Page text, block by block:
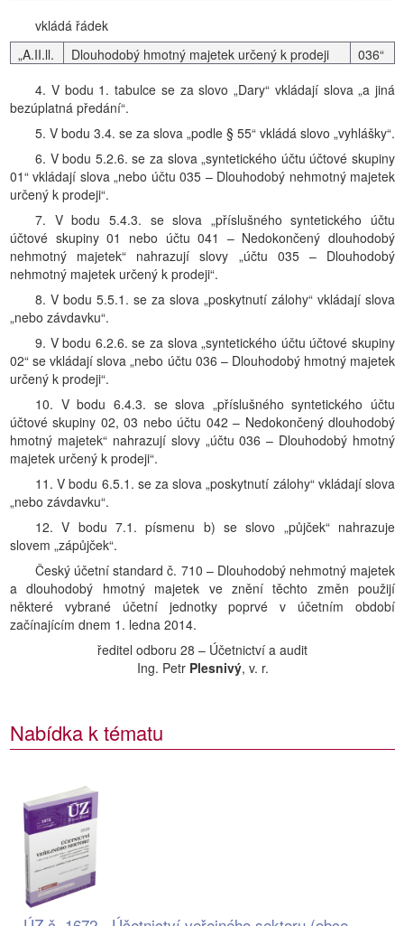
vkládá řádek
„A.II.ll.
Dlouhodobý hmotný majetek určený k prodeji
036“
4. V bodu 1. tabulce se za slovo „Dary“ vkládají slova „a jiná
bezúplatná předání“.
5. V bodu 3.4. se za slova „podle § 55“ vkládá slovo „vyhlášky“.
6. V bodu 5.2.6. se za slova „syntetického účtu účtové skupiny
01“ vkládají slova „nebo účtu 035 – Dlouhodobý nehmotný majetek
určený k prodeji“.
7. V bodu 5.4.3. se slova „příslušného syntetického účtu
účtové skupiny 01 nebo účtu 041 – Nedokončený dlouhodobý
nehmotný majetek“ nahrazují slovy „účtu 035 – Dlouhodobý
nehmotný majetek určený k prodeji“.
8. V bodu 5.5.1. se za slova „poskytnutí zálohy“ vkládají slova
„nebo závdavku“.
9. V bodu 6.2.6. se za slova „syntetického účtu účtové skupiny
02“ se vkládají slova „nebo účtu 036 – Dlouhodobý hmotný majetek
určený k prodeji“.
10. V bodu 6.4.3. se slova „příslušného syntetického účtu
účtové skupiny 02, 03 nebo účtu 042 – Nedokončený dlouhodobý
hmotný majetek“ nahrazují slovy „účtu 036 – Dlouhodobý hmotný
majetek určený k prodeji“.
11. V bodu 6.5.1. se za slova „poskytnutí zálohy“ vkládají slova
„nebo závdavku“.
12. V bodu 7.1. písmenu b) se slovo „půjček“ nahrazuje
slovem „zápůjček“.
Český účetní standard č. 710 – Dlouhodobý nehmotný majetek
a dlouhodobý hmotný majetek ve znění těchto změn použijí
některé vybrané účetní jednotky poprvé v účetním období
začínajícím dnem 1. ledna 2014.
ředitel odboru 28 – Účetnictví a audit
Ing. Petr Plesnivý, v. r.
Nabídka k tématu